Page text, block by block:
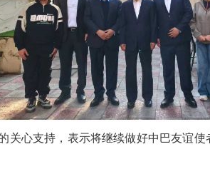
关心支持，表示将继续做好中巴友谊